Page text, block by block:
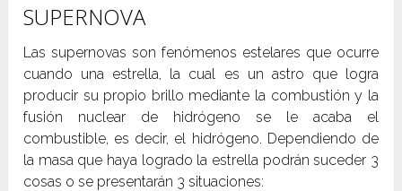
SUPERNOVA
Las supernovas son fenómenos estelares que ocurre
cuando una estrella, la cual es un astro que logra
producir su propio brillo mediante la combustión y la
fusión nuclear de hidrógeno se le acaba el
combustible, es decir, el hidrógeno. Dependiendo de
la masa que haya logrado la estrella podrán suceder 3
cosas o se presentarán 3 situaciones: